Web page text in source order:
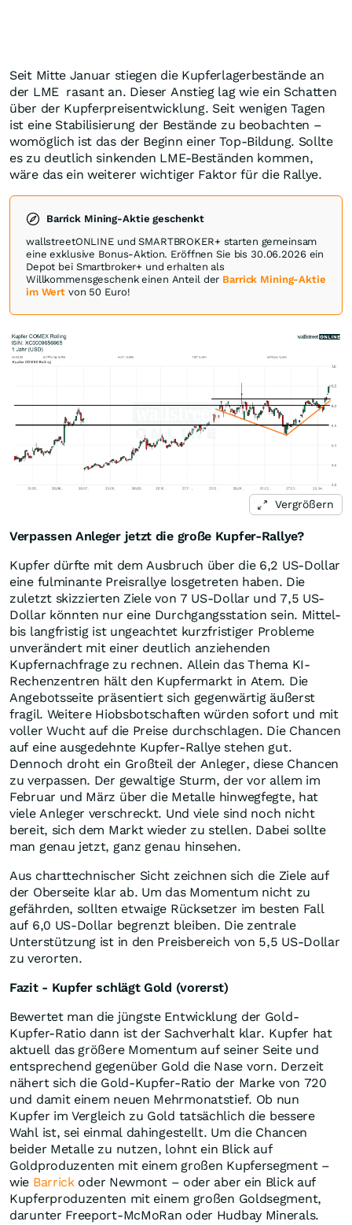
Seit Mitte Januar stiegen die Kupferlagerbestände an
der LME rasant an. Dieser Anstieg lag wie ein Schatten
über der Kupferpreisentwicklung. Seit wenigen Tagen
ist eine Stabilisierung der Bestände zu beobachten –
womöglich ist das der Beginn einer Top-Bildung. Sollte
es zu deutlich sinkenden LME-Beständen kommen,
wäre das ein weiterer wichtiger Faktor für die Rallye.
Barrick Mining-Aktie geschenkt
wallstreetONLINE und SMARTBROKER+ starten gemeinsam
eine exklusive Bonus-Aktion. Eröffnen Sie bis 30.06.2026 ein
Depot bei Smartbroker+ und erhalten als
Willkommensgeschenk einen Anteil der Barrick Mining-Aktie
im Wert von 50 Euro!
Vergrößern
Verpassen Anleger jetzt die große Kupfer-Rallye?
Kupfer dürfte mit dem Ausbruch über die 6,2 US-Dollar
eine fulminante Preisrallye losgetreten haben. Die
zuletzt skizzierten Ziele von 7 US-Dollar und 7,5 US-
Dollar könnten nur eine Durchgangsstation sein. Mittel-
bis langfristig ist ungeachtet kurzfristiger Probleme
unverändert mit einer deutlich anziehenden
Kupfernachfrage zu rechnen. Allein das Thema KI-
Rechenzentren hält den Kupfermarkt in Atem. Die
Angebotsseite präsentiert sich gegenwärtig äußerst
fragil. Weitere Hiobsbotschaften würden sofort und mit
voller Wucht auf die Preise durchschlagen. Die Chancen
auf eine ausgedehnte Kupfer-Rallye stehen gut.
Dennoch droht ein Großteil der Anleger, diese Chancen
zu verpassen. Der gewaltige Sturm, der vor allem im
Februar und März über die Metalle hinwegfegte, hat
viele Anleger verschreckt. Und viele sind noch nicht
bereit, sich dem Markt wieder zu stellen. Dabei sollte
man genau jetzt, ganz genau hinsehen.
Aus charttechnischer Sicht zeichnen sich die Ziele auf
der Oberseite klar ab. Um das Momentum nicht zu
gefährden, sollten etwaige Rücksetzer im besten Fall
auf 6,0 US-Dollar begrenzt bleiben. Die zentrale
Unterstützung ist in den Preisbereich von 5,5 US-Dollar
zu verorten.
Fazit - Kupfer schlägt Gold (vorerst)
Bewertet man die jüngste Entwicklung der Gold-
Kupfer-Ratio dann ist der Sachverhalt klar. Kupfer hat
aktuell das größere Momentum auf seiner Seite und
entsprechend gegenüber Gold die Nase vorn. Derzeit
nähert sich die Gold-Kupfer-Ratio der Marke von 720
und damit einem neuen Mehrmonatstief. Ob nun
Kupfer im Vergleich zu Gold tatsächlich die bessere
Wahl ist, sei einmal dahingestellt. Um die Chancen
beider Metalle zu nutzen, lohnt ein Blick auf
Goldproduzenten mit einem großen Kupfersegment –
wie Barrickoder Newmont – oder aber ein Blick auf
Kupferproduzenten mit einem großen Goldsegment,
darunter Freeport-McMoRan oder Hudbay Minerals.